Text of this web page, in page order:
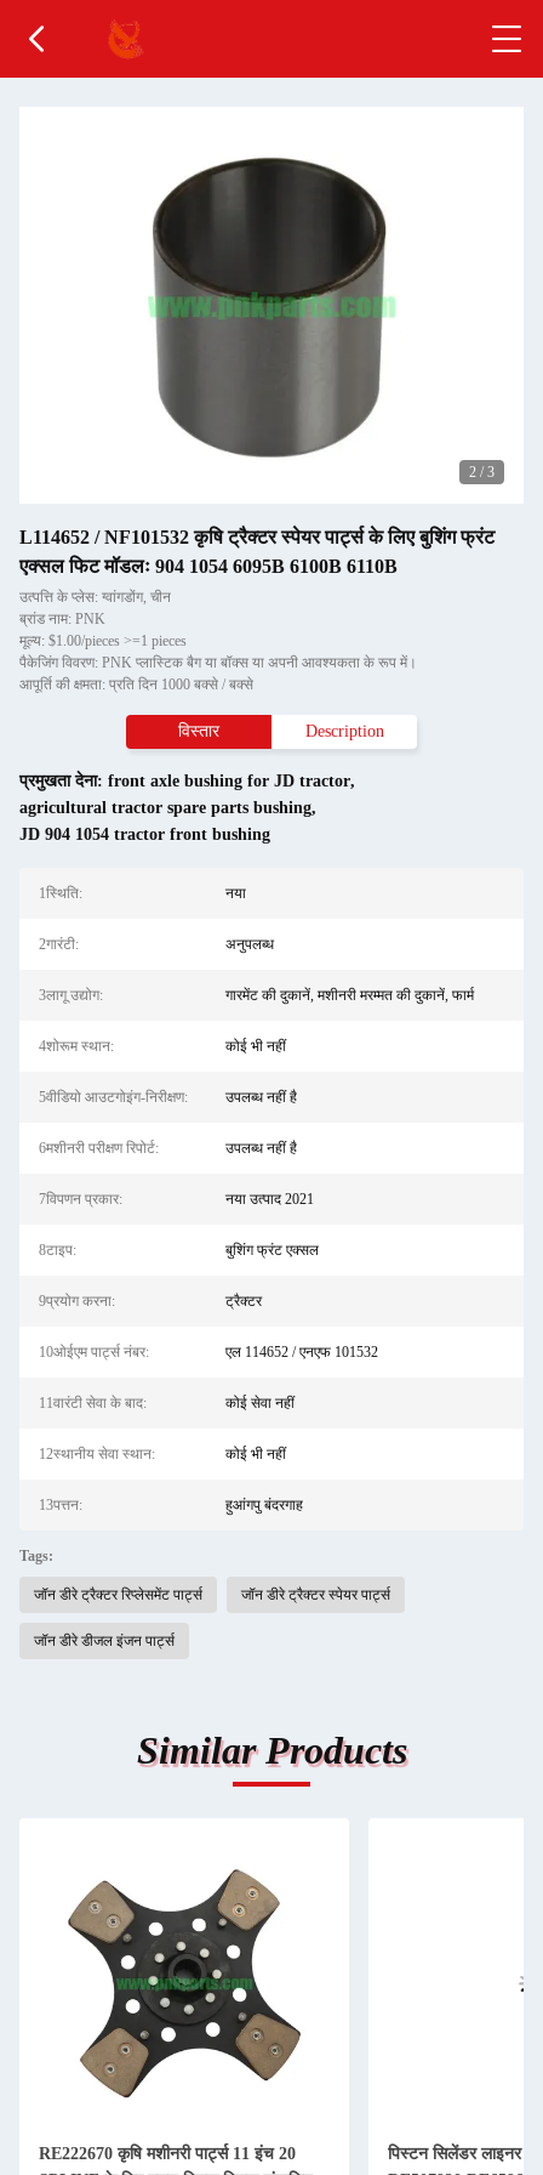
3 / 3
L114652 / NF101532 कृषि ट्रैक्टर स्पेयर पार्ट्स के लिए बुशिंग फ्रंट
एक्सल फिट मॉडलः 904 1054 6095B 6100B 6110B
उत्पत्ति के प्लेस: ग्वांगडोंग, चीन
ब्रांड नाम: PNK
मूल्य: $1.00/pieces >=1 pieces
पैकेजिंग विवरण: PNK प्लास्टिक बैग या बॉक्स या अपनी आवश्यकता के रूप में।
आपूर्ति की क्षमता: प्रति दिन 1000 बक्से / बक्से
विस्तार Description
प्रमुखता देना: front axle bushing for JD tractor,
agricultural tractor spare parts bushing,
JD 904 1054 tractor front bushing
1स्थि‍ति: नया
2गारंटी: अनुपलब्ध
3लागू उद्योग: गारमेंट की दुकानें, मशीनरी मरम्मत की दुकानें, फार्म
4शोरूम स्थान: कोई भी नहीं
5वीडियो आउटगोइंग-निरीक्षण: उपलब्ध नहीं है
6मशीनरी परीक्षण रिपोर्ट: उपलब्ध नहीं है
7विपणन प्रकार: नया उत्पाद 2021
8टाइप: बुशिंग फ्रंट एक्सल
9प्रयोग करना: ट्रैक्टर
10ओईएम पार्ट्स नंबर: एल 114652 / एनएफ 101532
11वारंटी सेवा के बाद: कोई सेवा नहीं
12स्थानीय सेवा स्थान: कोई भी नहीं
13पत्तन: हुआंगपु बंदरगाह
Tags:
जॉन डीरे ट्रैक्टर रिप्लेसमेंट पार्ट्स जॉन डीरे ट्रैक्टर स्पेयर पार्ट्स
जॉन डीरे डीजल इंजन पार्ट्स
Similar Products
RE222670 कृषि मशीनरी पार्ट्स 11 इंच 20
पिस्टन सिलेंडर लाइनर